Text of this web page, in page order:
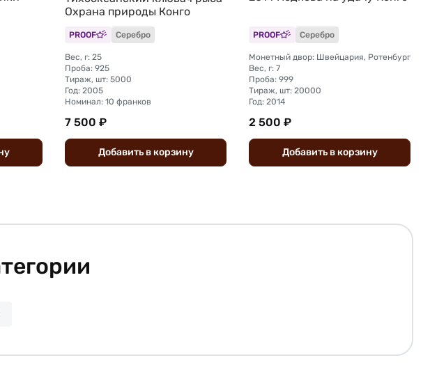
Охрана природы Конго
PROOF Серебро
Вес, г: 25
Проба: 925
Тираж, шт: 5000
Год: 2005
Номинал: 10 франков
7 500 ₽
Добавить вкорзину
PROOF Серебро
Монетный двор: Швейцария, Ротенбург
Вес, г: 7
Проба: 999
Тираж, шт: 20000
Год: 2014
2 500 ₽
Добавить вкорзину